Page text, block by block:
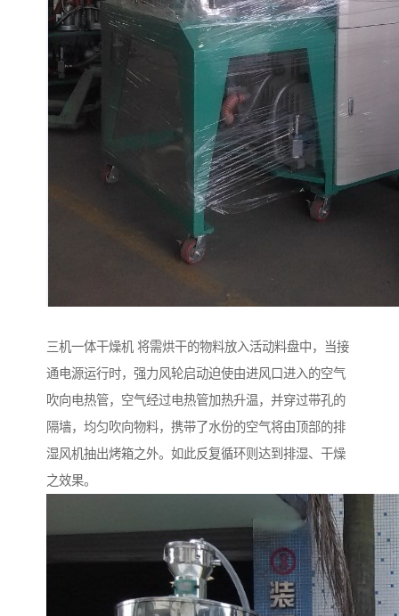
三机一体干燥机 将需烘干的物料放入活动料盘中，当接
通电源运行时，强力风轮启动迫使由进风口进入的空气
吹向电热管，空气经过电热管加热升温，并穿过带孔的
隔墙，均匀吹向物料，携带了水份的空气将由顶部的排
湿风机抽出烤箱之外。如此反复循环则达到排湿、干燥
之效果。